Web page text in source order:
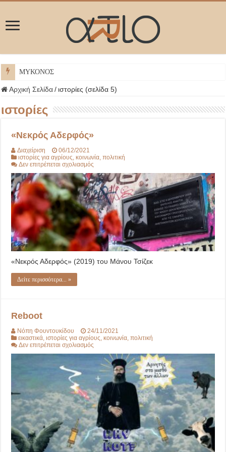
ΜΥΚΟΝΟΣ
Αρχική Σελίδα / ιστορίες (σελίδα 5)
ιστορίες
«Νεκρός Αδερφός»
Διαχείριση
06/12/2021
ιστορίες για αγρίους ,κοινωνία ,πολιτική
Δεν επιτρέπεται σχολιασμός
Αδερφός»
«Νεκρός Αδερφός» (2019) του Μάνου Τσίζεκ
Δείτε περισσότερα... »
Reboot
Νόπη Φουντουκίδου
24/11/2021
εικαστικά ,ιστορίες για αγρίους ,κοινωνία ,πολιτική
Δεν επιτρέπεται σχολιασμός